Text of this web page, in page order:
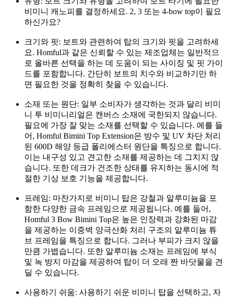
비미니 캐노피를 결정하세요. 2, 3 또는 4-bow top이 필요
하신가요?
크기와 핏: 보트와 관련하여 탑의 크기와 핏을 고려하세
요. Homful과 같은 신뢰할 수 있는 제조업체는 일반적으
로 올바른 선택을 하는 데 도움이 되는 사이징 및 핏 가이
드를 포함합니다. 간단히 보트의 치수와 비교하기만 하
면 필요한 것을 정확히 찾을 수 있습니다.
소재 또는 원단: 일부 소비자가 생각하는 것과 달리 비미
니 투 비미니리얼은 캔버스 소재에 국한되지 않습니다.
필요에 가장 잘 맞는 소재를 선택할 수 있습니다. 예를 들
어, Homful Bimini Top Extension은 방수 및 UV 차단 처리
된 600D 해양 등급 폴리에스터 원단을 특징으로 합니다.
이는 내구성 있고 견고한 소재를 제공하는 데 그치지 않
습니다. 또한 데크가 건조한 상태를 유지하는 동시에 적
절한 기상 보호 기능을 제공합니다.
프레임: 마찬가지로 비미니 탑은 강철과 알루미늄을 포
함한 다양한 금속 프레임으로 제공됩니다. 예를 들어,
Homful 3 Bow Bimini Top은 높은 인장력과 강화된 마감
을 제공하는 이중벽 양극산화 처리 구조의 알루미늄 튜
브 프레임을 특징으로 합니다. 그러나 부피가 크지 않을
만큼 가볍습니다. 또한 알루미늄 소재는 프레임에 부식
및 녹 방지 마감을 제공하여 탑이 더 오래 짠 바닷물을 견
딜 수 있습니다.
사용하기 쉬움: 사용하기 쉬운 비미니 탑을 선택하고, 자